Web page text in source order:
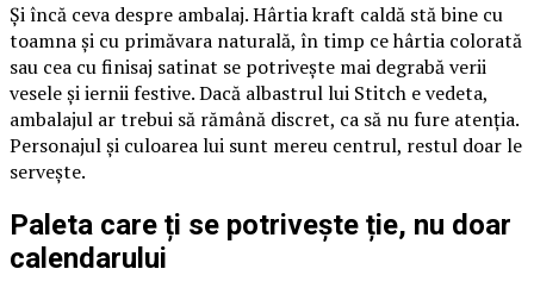
Și încă ceva despre ambalaj. Hârtia kraft caldă stă bine cu
toamna și cu primăvara naturală, în timp ce hârtia colorată
sau cea cu finisaj satinat se potrivește mai degrabă verii
vesele și iernii festive. Dacă albastrul lui Stitch e vedeta,
ambalajul ar trebui să rămână discret, ca să nu fure atenția.
Personajul și culoarea lui sunt mereu centrul, restul doar le
servește.
Paleta care ți se potrivește ție, nu doar
calendarului